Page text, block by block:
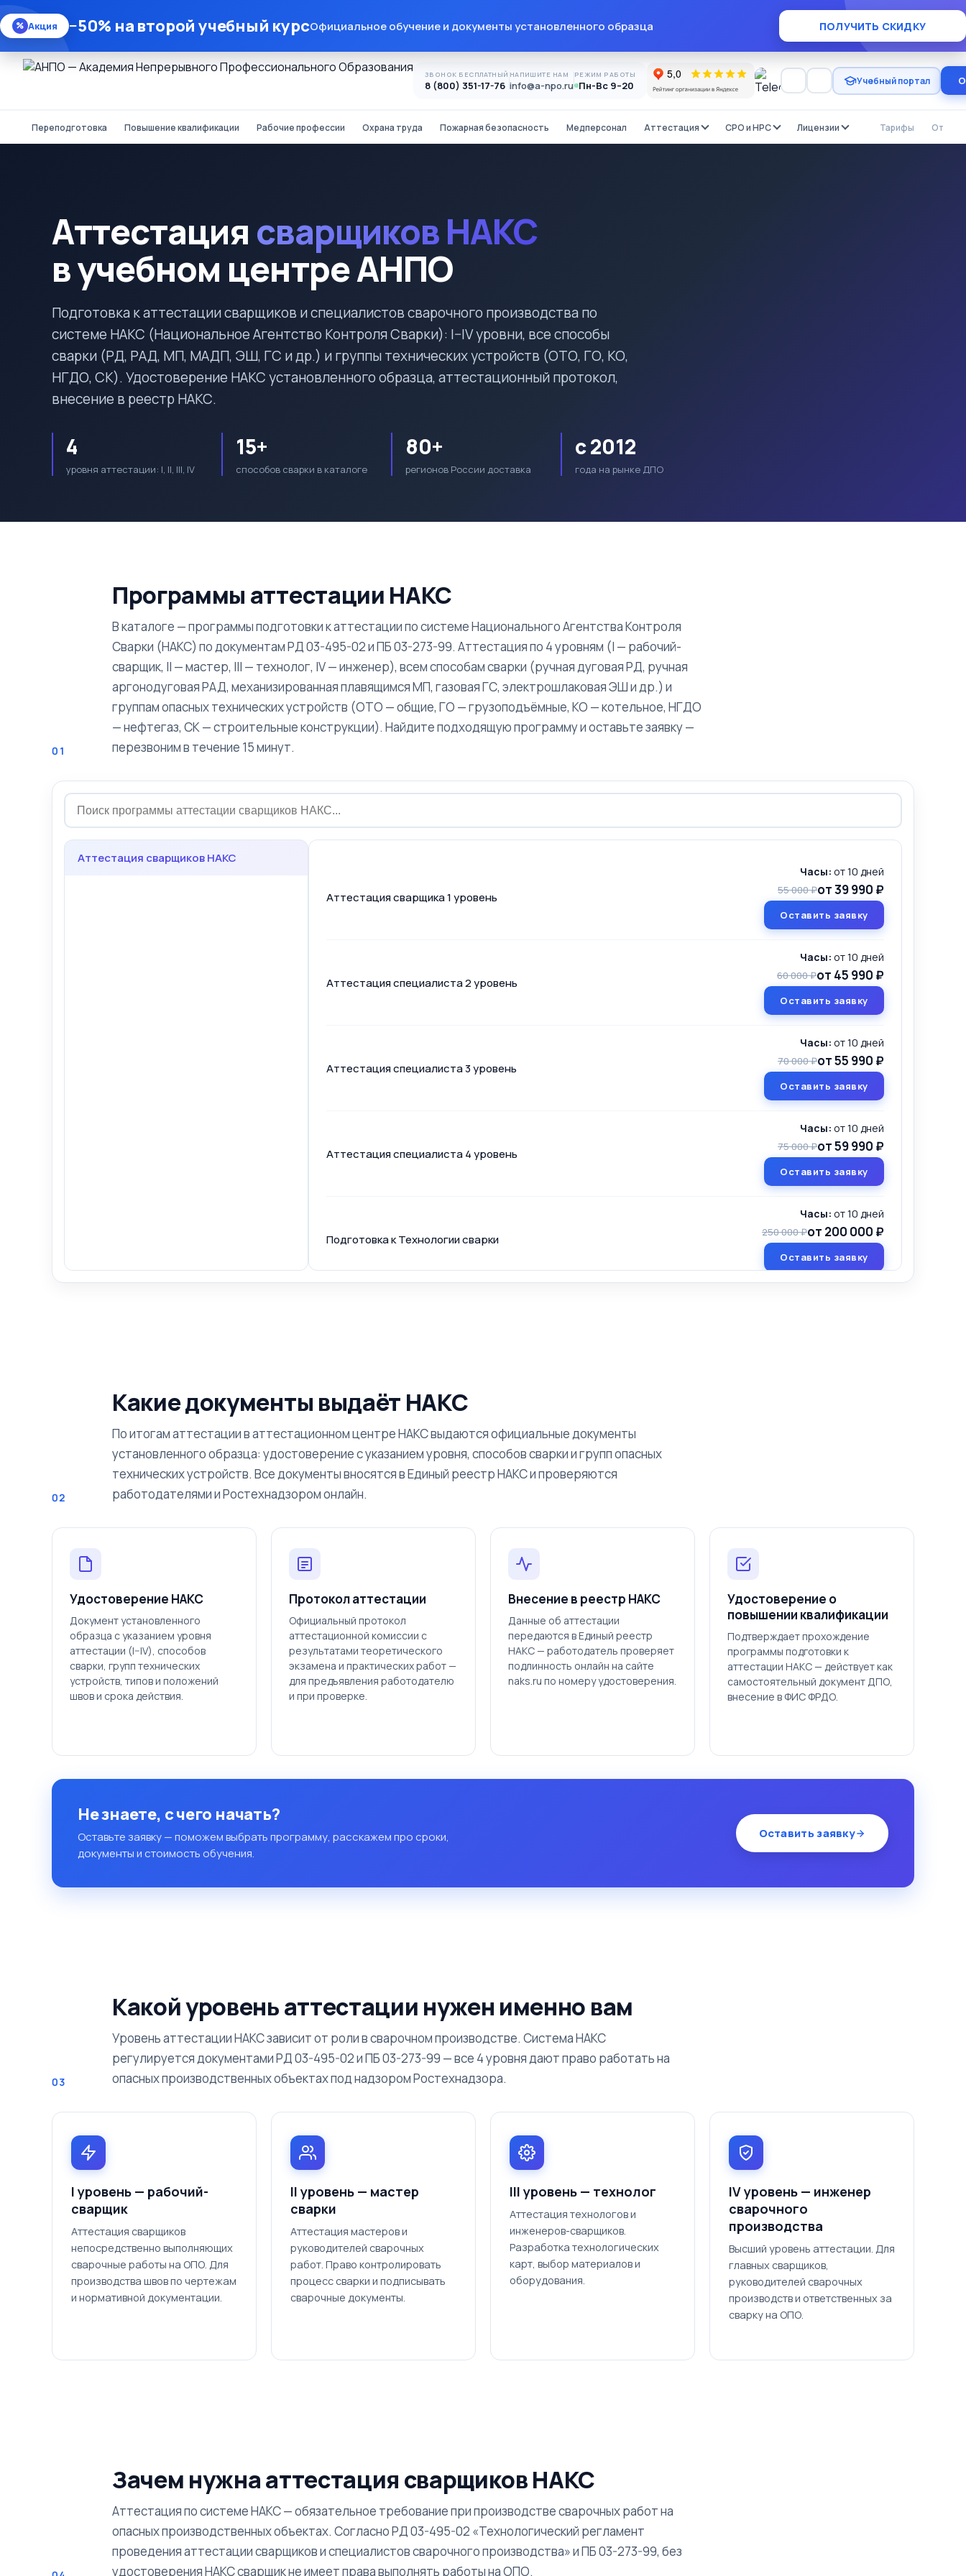
% Акция −50% на второй учебный курсОфициальное обучение и документы установленного образца ПОЛУЧИТЬ СКИДКУ
ЗВОНОК БЕСПЛАТНЫЙ
8 (800) 351-17-76
НАПИШИТЕ НАМ
info@a-npo.ru
РЕЖИМ РАБОТЫ
Пн-Вс 9–20 Учебный портал
Переподготовка Повышение квалификации Рабочие профессии Охрана труда Пожарная безопасность Медперсонал Аттестация СРО и НРС Лицензии Тарифы
Аттестация сварщиков НАКС
в учебном центре АНПО
Подготовка к аттестации сварщиков и специалистов сварочного производства по
системе НАКС (Национальное Агентство Контроля Сварки): I–IV уровни, все способы
сварки (РД, РАД, МП, МАДП, ЭШ, ГС и др.) и группы технических устройств (ОТО, ГО, КО,
НГДО, СК). Удостоверение НАКС установленного образца, аттестационный протокол,
внесение в реестр НАКС.
4
уровня аттестации: I, II, III, IV
15+
способов сварки в каталоге
80+
регионов России доставка
с 2012
года на рынке ДПО
01
Программы аттестации НАКС
В каталоге — программы подготовки к аттестации по системе Национального Агентства Контроля
Сварки (НАКС) по документам РД 03-495-02 и ПБ 03-273-99. Аттестация по 4 уровням (I — рабочий-
сварщик, II — мастер, III — технолог, IV — инженер), всем способам сварки (ручная дуговая РД, ручная
аргонодуговая РАД, механизированная плавящимся МП, газовая ГС, электрошлаковая ЭШ и др.) и
группам опасных технических устройств (ОТО — общие, ГО — грузоподъёмные, КО — котельное, НГДО
— нефтегаз, СК — строительные конструкции). Найдите подходящую программу и оставьте заявку —
перезвоним в течение 15 минут.
Аттестация сварщиков НАКС
Аттестация сварщика 1 уровень
Часы: от 10 дней
55 000 ₽от 39 990 ₽
Оставить заявку
Аттестация специалиста 2 уровень
Часы: от 10 дней
60 000 ₽от 45 990 ₽
Оставить заявку
Аттестация специалиста 3 уровень
Часы: от 10 дней
70 000 ₽от 55 990 ₽
Оставить заявку
Аттестация специалиста 4 уровень
Часы: от 10 дней
75 000 ₽от 59 990 ₽
Оставить заявку
Подготовка к Технологии сварки
Часы: от 10 дней
250 000 ₽от 200 000 ₽
Оставить заявку
Рабочая специальность Сварщик
02
Какие документы выдаёт НАКС
По итогам аттестации в аттестационном центре НАКС выдаются официальные документы
установленного образца: удостоверение с указанием уровня, способов сварки и групп опасных
технических устройств. Все документы вносятся в Единый реестр НАКС и проверяются
работодателями и Ростехнадзором онлайн.
Удостоверение НАКС
Документ установленного
образца с указанием уровня
аттестации (I–IV), способов
сварки, групп технических
устройств, типов и положений
швов и срока действия.
Протокол аттестации
Официальный протокол
аттестационной комиссии с
результатами теоретического
экзамена и практических работ —
для предъявления работодателю
и при проверке.
Внесение в реестр НАКС
Данные об аттестации
передаются в Единый реестр
НАКС — работодатель проверяет
подлинность онлайн на сайте
naks.ru по номеру удостоверения.
Удостоверение о
повышении квалификации
Подтверждает прохождение
программы подготовки к
аттестации НАКС — действует как
самостоятельный документ ДПО,
внесение в ФИС ФРДО.
Не знаете, с чего начать?
Оставьте заявку — поможем выбрать программу, расскажем про сроки,
документы и стоимость обучения.
Оставить заявку
03
Какой уровень аттестации нужен именно вам
Уровень аттестации НАКС зависит от роли в сварочном производстве. Система НАКС
регулируется документами РД 03-495-02 и ПБ 03-273-99 — все 4 уровня дают право работать на
опасных производственных объектах под надзором Ростехнадзора.
I уровень — рабочий-
сварщик
Аттестация сварщиков
непосредственно выполняющих
сварочные работы на ОПО. Для
производства швов по чертежам
и нормативной документации.
II уровень — мастер
сварки
Аттестация мастеров и
руководителей сварочных
работ. Право контролировать
процесс сварки и подписывать
сварочные документы.
III уровень — технолог
Аттестация технологов и
инженеров-сварщиков.
Разработка технологических
карт, выбор материалов и
оборудования.
IV уровень — инженер
сварочного
производства
Высший уровень аттестации. Для
главных сварщиков,
руководителей сварочных
производств и ответственных за
сварку на ОПО.
Зачем нужна аттестация сварщиков НАКС
Аттестация по системе НАКС — обязательное требование при производстве сварочных работ на
опасных производственных объектах. Согласно РД 03-495-02 «Технологический регламент
проведения аттестации сварщиков и специалистов сварочного производства» и ПБ 03-273-99, без
удостоверения НАКС сварщик не имеет права выполнять работы на ОПО.